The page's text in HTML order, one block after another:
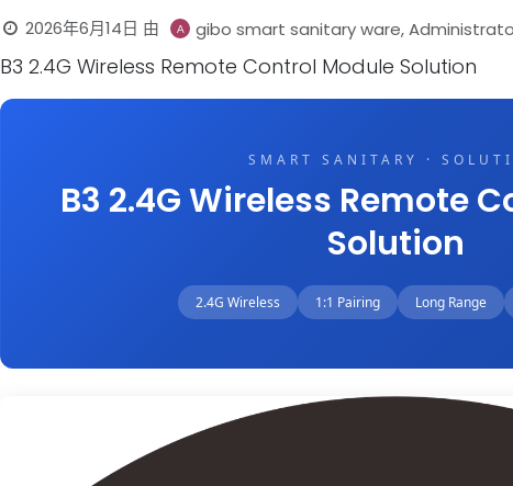
2026年6月14日 由 gibo smart sanitary ware,
B3 2.4G Wireless Remote Control Module Solution
SMART SANITARY ·
B3 2.4G Wireless Remote
Solution
2.4G Wireless 1:1 Pairing Long Range